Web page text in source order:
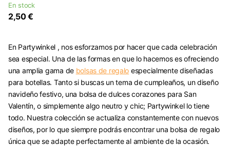
En stock
2,50 €
En Partywinkel , nos esforzamos por hacer que cada celebración
sea especial. Una de las formas en que lo hacemos es ofreciendo
una amplia gama de bolsas de regalo especialmente diseñadas
para botellas. Tanto si buscas un tema de cumpleaños, un diseño
navideño festivo, una bolsa de dulces corazones para San
Valentín, o simplemente algo neutro y chic; Partywinkel lo tiene
todo. Nuestra colección se actualiza constantemente con nuevos
diseños, por lo que siempre podrás encontrar una bolsa de regalo
única que se adapte perfectamente al ambiente de la ocasión.